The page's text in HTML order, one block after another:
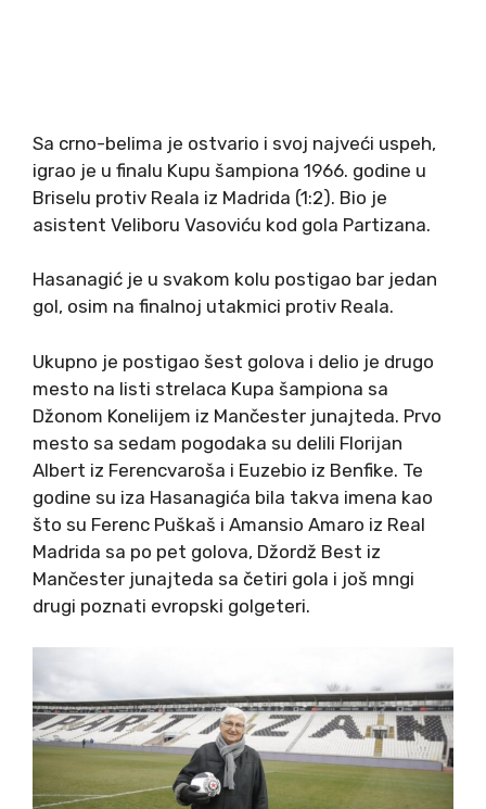
Sa crno-belima je ostvario i svoj najveći uspeh,
igrao je u finalu Kupu šampiona 1966. godine u
Briselu protiv Reala iz Madrida (1:2). Bio je
asistent Veliboru Vasoviću kod gola Partizana.
Hasanagić je u svakom kolu postigao bar jedan
gol, osim na finalnoj utakmici protiv Reala.
Ukupno je postigao šest golova i delio je drugo
mesto na listi strelaca Kupa šampiona sa
Džonom Konelijem iz Mančester junajteda. Prvo
mesto sa sedam pogodaka su delili Florijan
Albert iz Ferencvaroša i Euzebio iz Benfike. Te
godine su iza Hasanagića bila takva imena kao
što su Ferenc Puškaš i Amansio Amaro iz Real
Madrida sa po pet golova, Džordž Best iz
Mančester junajteda sa četiri gola i još mngi
drugi poznati evropski golgeteri.